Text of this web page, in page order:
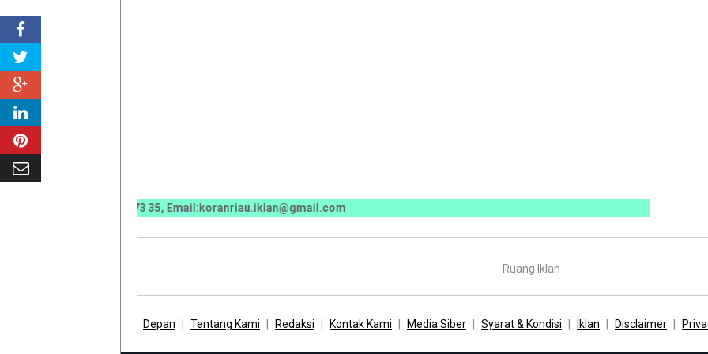
0070 / 0811 7673 35, Email:koranriau.iklan@gmail.com
Ruang Iklan
Depan Tentang Kami Redaksi Kontak Kami Media Siber Syarat & Kondisi Iklan Disclaimer